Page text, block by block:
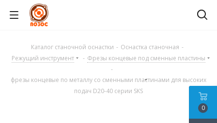
Каталог станочной оснастки - Оснастка станочная -
Режущий инструмент
- Фрезы концевые под сменные пластины
-
фрезы концевые по металлу со сменными пластинами для высоких
подач D20-40 серии SKS
0